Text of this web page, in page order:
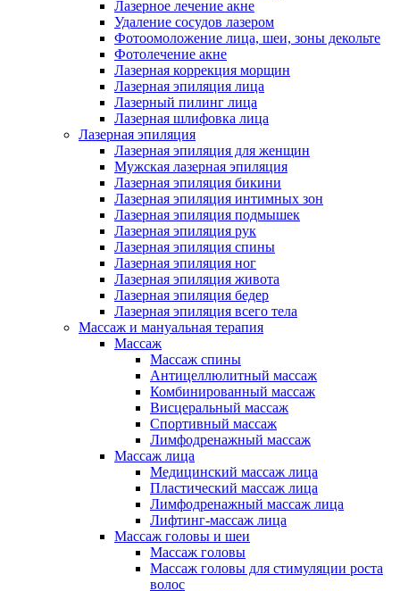
Лазерное лечение акне
Удаление сосудов лазером
Фотоомоложение лица, шеи, зоны декольте
Фотолечение акне
Лазерная коррекция морщин
Лазерная эпиляция лица
Лазерный пилинг лица
Лазерная шлифовка лица
Лазерная эпиляция
Лазерная эпиляция для женщин
Мужская лазерная эпиляция
Лазерная эпиляция бикини
Лазерная эпиляция интимных зон
Лазерная эпиляция подмышек
Лазерная эпиляция рук
Лазерная эпиляция спины
Лазерная эпиляция ног
Лазерная эпиляция живота
Лазерная эпиляция бедер
Лазерная эпиляция всего тела
Массаж и мануальная терапия
Массаж
Массаж спины
Антицеллюлитный массаж
Комбинированный массаж
Висцеральный массаж
Спортивный массаж
Лимфодренажный массаж
Массаж лица
Медицинский массаж лица
Пластический массаж лица
Лимфодренажный массаж лица
Лифтинг-массаж лица
Массаж головы и шеи
Массаж головы
Массаж головы для стимуляции роста
волос